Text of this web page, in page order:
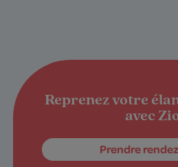
Reprenez votre
avec
Prendre